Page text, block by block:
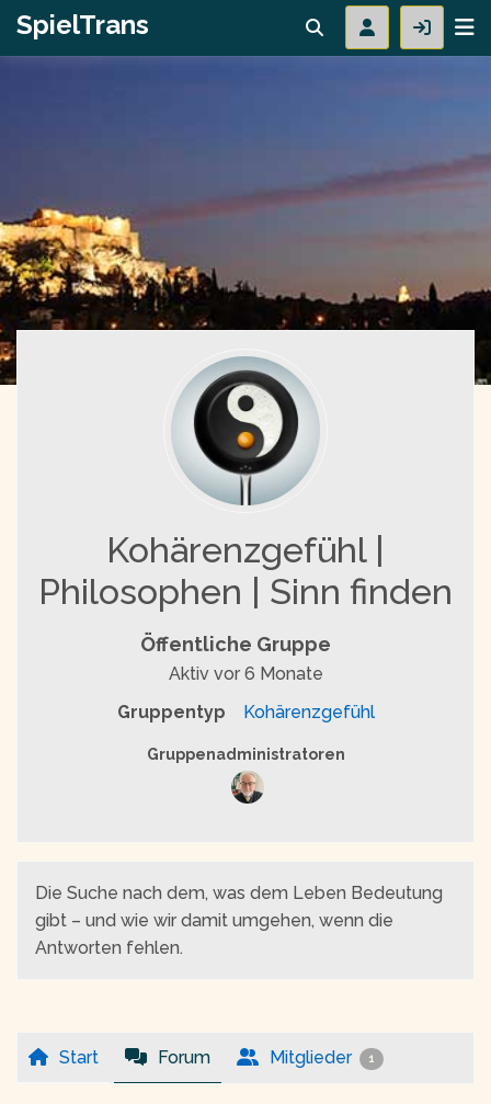
SpielTrans
Kohärenzgefühl |
Philosophen | Sinn finden
Öffentliche Gruppe
Aktiv vor 6 Monate
Gruppentyp
Kohärenzgefühl
Gruppenführung
Gruppenadministratoren
Die Suche nach dem, was dem Leben Bedeutung
gibt – und wie wir damit umgehen, wenn die
Antworten fehlen.
Start Forum Mitglieder 1